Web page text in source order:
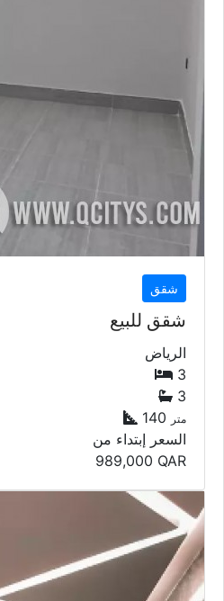
شقق
شقق للبيع
الرياض
3
3
140
متر
السعر إبتداء من
989,000 QAR